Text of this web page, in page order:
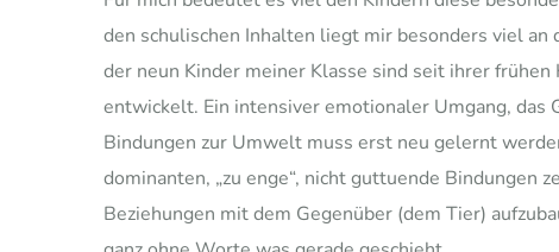
den schulischen Inhalten liegt mir besonders viel
der neun Kinder meiner Klasse sind seit ihrer
entwickelt. Ein intensiver emotionaler Umgang, das
Bindungen zur Umwelt muss erst neu gelernt
dominanten, „zu enge“, nicht guttuende
Beziehungen mit dem Gegenüber (dem Tier)